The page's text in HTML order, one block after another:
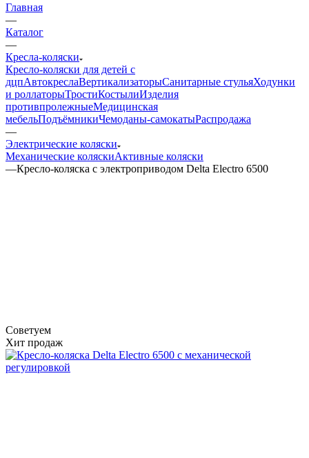
Главная
—
Каталог
—
Кресла-коляски
Кресло-коляски для детей с
дцпАвтокреслаВертикализаторыСанитарные стульяХодунки
и роллаторыТростиКостылиИзделия
противпролежныеМедицинская
мебельПодъёмникиЧемоданы-самокатыРаспродажа
—
Электрические коляски
Механические коляскиАктивные коляски
—Кресло-коляска с электроприводом Delta Electro 6500
Советуем
Хит продаж